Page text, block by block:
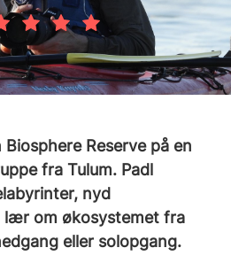
Biosphere Reserve på en
fra Tulum. Padl
nyd
lær om økosystemet fra
eller solopgang.